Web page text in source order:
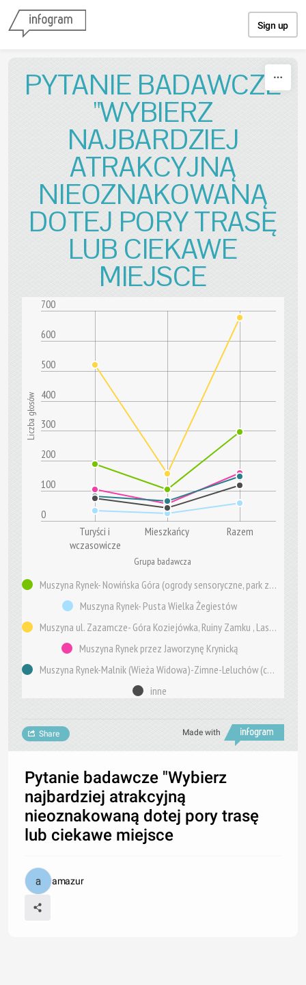
Sign up
PYTANIE BADAWCZE
"WYBIERZ
NAJBARDZIEJ
ATRAKCYJNĄ
NIEOZNAKOWANĄ
DOTEJ PORY TRASĘ
LUB CIEKAWE
MIEJSCE
0
100
200
300
400
500
600
700
Turyści i
wczasowicze
Mieszkańcy Razem
Liczba głosów
Grupa badawcza
Muszyna Rynek- Nowińska Góra (ogrody sensoryczne, park zdrojowy)
Muszyna Rynek- Pusta Wielka Żegiestów
Muszyna ul. Zazamcze- Góra Koziejówka, Ruiny Zamku , Las Lipowy, Żródło wody mineralne Józef
Muszyna Rynek przez Jaworzynę Krynicką
Muszyna Rynek-Malnik (Wieża Widowa)-Zimne-Leluchów (cerkiew)
inne
Made with
Share
Pytanie badawcze "Wybierz
najbardziej atrakcyjną
nieoznakowaną dotej pory trasę
lub ciekawe miejsce
amazur